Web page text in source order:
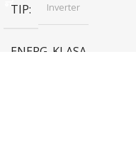
TIP Inverter
ENERG. KLASA